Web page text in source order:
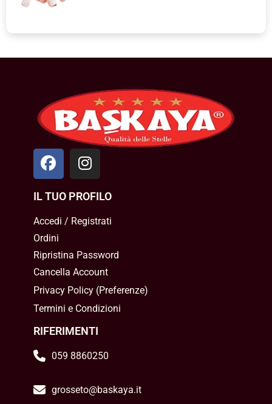
IL TUO PROFILO
Accedi / Registrati
Ordini
Ripristina Password
Cancella Account
Privacy Policy(Preferenze)
Termini e Condizioni
RIFERIMENTI
059 8860250
grosseto@baskaya.it